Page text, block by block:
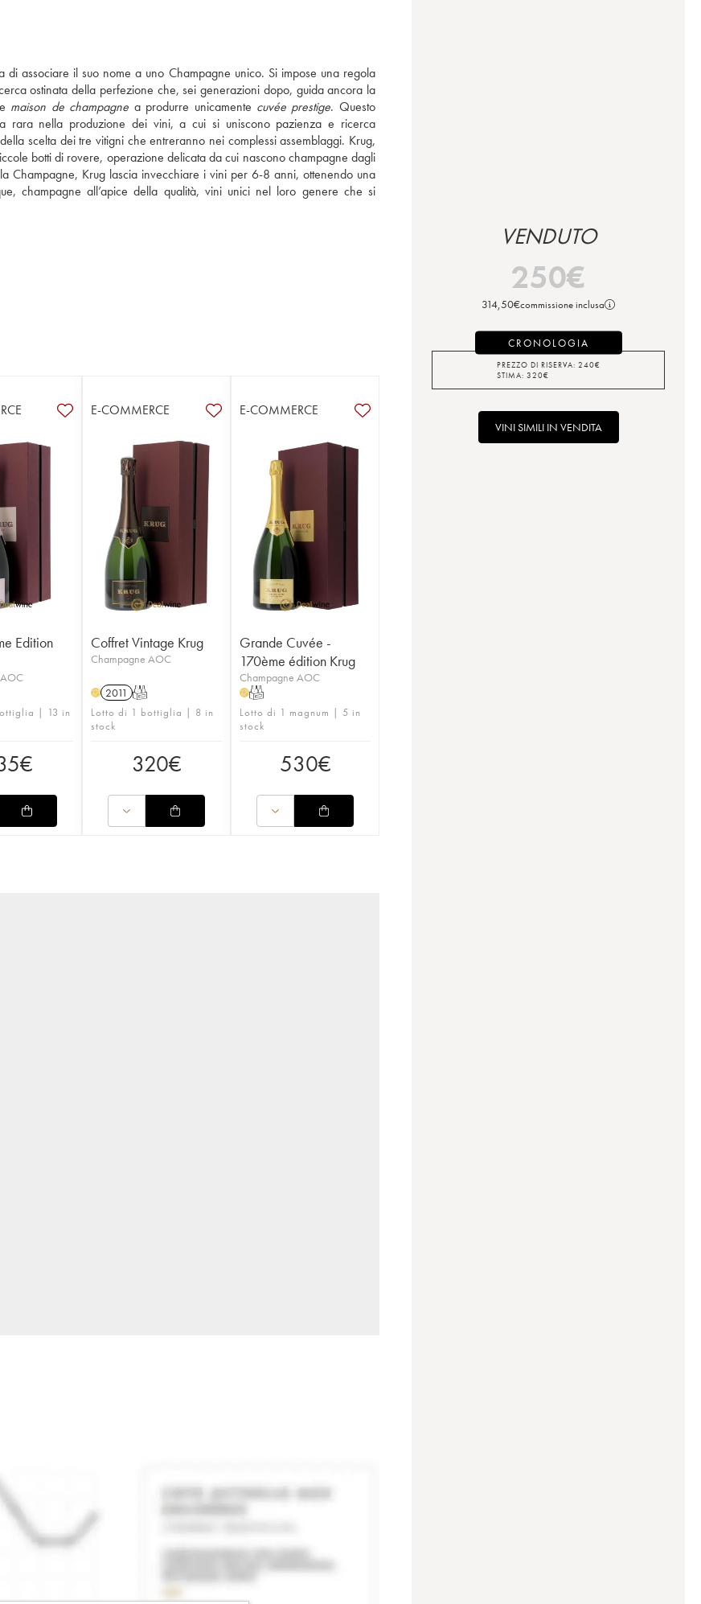
associare il suo nome a uno Champagne unico. Si impose una regola
ostinata della perfezione che, sei generazioni dopo, guida ancora la
maison de champagne a produrre unicamente cuvée prestige. Questo
rara nella produzione dei vini, a cui si uniscono pazienza e ricerca
scelta dei tre vitigni che entreranno nei complessi assemblaggi. Krug,
botti di rovere, operazione delicata da cui nascono champagne dagli
Champagne, Krug lascia invecchiare i vini per 6-8 anni, ottenendo una
champagne all’apice della qualità, vini unici nel loro genere che si
Edition
| 13 in
€
E-COMMERCE
Coffret Vintage Krug
Champagne AOC
H 2011 T
Lotto di 1 bottiglia | 8 in
stock
320€
E-COMMERCE
Grande Cuvée -
170ème édition Krug
Champagne AOC
HT
Lotto di 1 magnum | 5 in
stock
530€
VENDUTO
250€
314,50€commissione inclusa
CRONOLOGIA
PREZZO DI RISERVA: 240€
STIMA: 320€
VINI SIMILI IN VENDITA